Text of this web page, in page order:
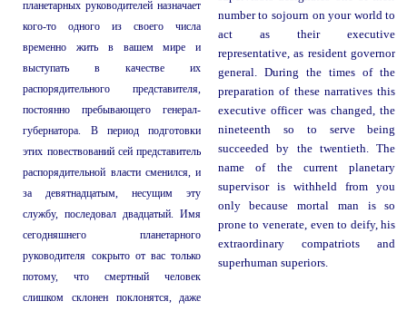
планетарных руководителей назначает
кого-то одного из своего числа
временно жить в вашем мире и
выступать в качестве их
распорядительного представителя,
постоянно пребывающего генерал-
губернатора. В период подготовки
этих повествований сей представитель
распорядительной власти сменился, и
за девятнадцатым, несущим эту
службу, последовал двадцатый. Имя
сегодняшнего планетарного
руководителя сокрыто от вас только
потому, что смертный человек
слишком склонен поклонятся, даже
number to sojourn on your world to
act as their executive
representative, as resident governor
general. During the times of the
preparation of these narratives this
executive officer was changed, the
nineteenth so to serve being
succeeded by the twentieth. The
name of the current planetary
supervisor is withheld from you
only because mortal man is so
prone to venerate, even to deify, his
extraordinary compatriots and
superhuman superiors.